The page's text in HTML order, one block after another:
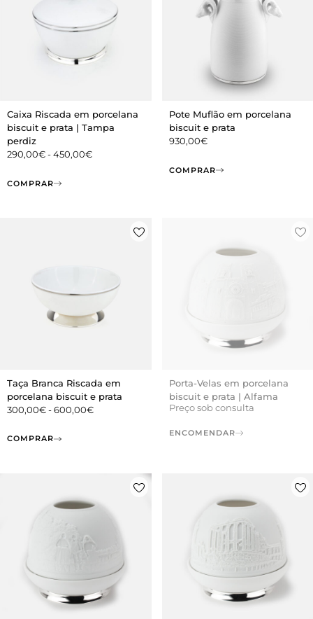
Caixa Riscada em porcelana
biscuit e prata | Tampa
perdiz
290,00€-450,00€
COMPRAR
Pote Muflão em porcelana
biscuit e prata
930,00€
COMPRAR
Taça Branca Riscada em
porcelana biscuit e prata
300,00€-600,00€
COMPRAR
Porta-Velas em porcelana
biscuit e prata | Alfama
Preço sob consulta
ENCOMENDAR